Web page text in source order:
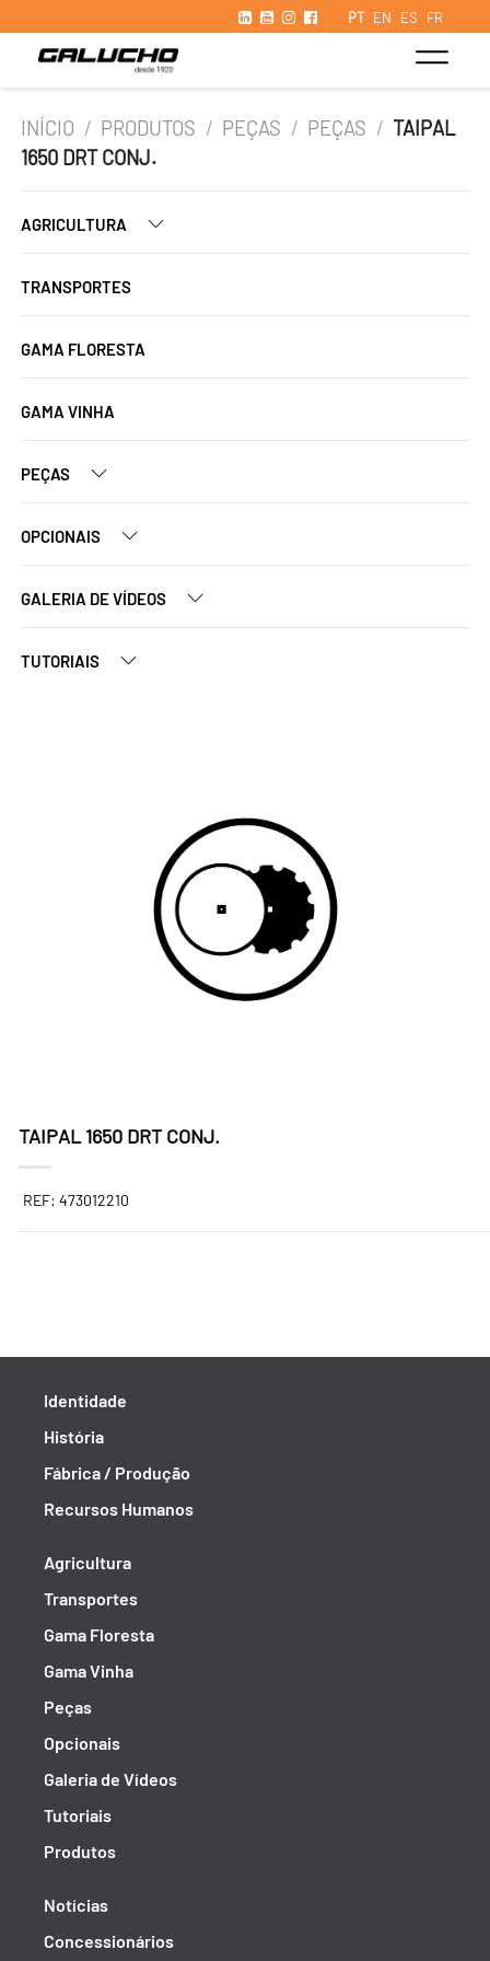
PT EN ES FR
INÍCIO / PRODUTOS / PEÇAS / PEÇAS / TAIPAL
1650 DRT CONJ.
AGRICULTURA
TRANSPORTES
GAMA FLORESTA
GAMA VINHA
PEÇAS
OPCIONAIS
GALERIA DE VÍDEOS
TUTORIAIS
TAIPAL 1650 DRT CONJ.
REF: 473012210
Identidade
História
Fábrica / Produção
Recursos Humanos
Agricultura
Transportes
Gama Floresta
Gama Vinha
Peças
Opcionais
Galeria de Vídeos
Tutoriais
Produtos
Notícias
Concessionários